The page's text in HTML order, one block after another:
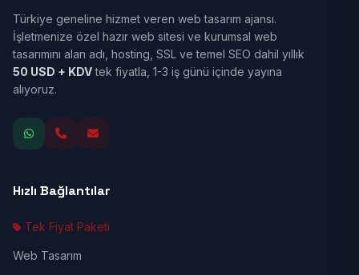
Türkiye geneline hizmet veren web tasarım ajansı.
İşletmenize özel hazır web sitesi ve kurumsal web
tasarımını alan adı, hosting, SSL ve temel SEO dahil yıllık
50 USD + KDVtek fiyatla, 1-3 iş günü içinde yayına
alıyoruz.
Hızlı Bağlantılar
Tek Fiyat Paketi
Web Tasarım